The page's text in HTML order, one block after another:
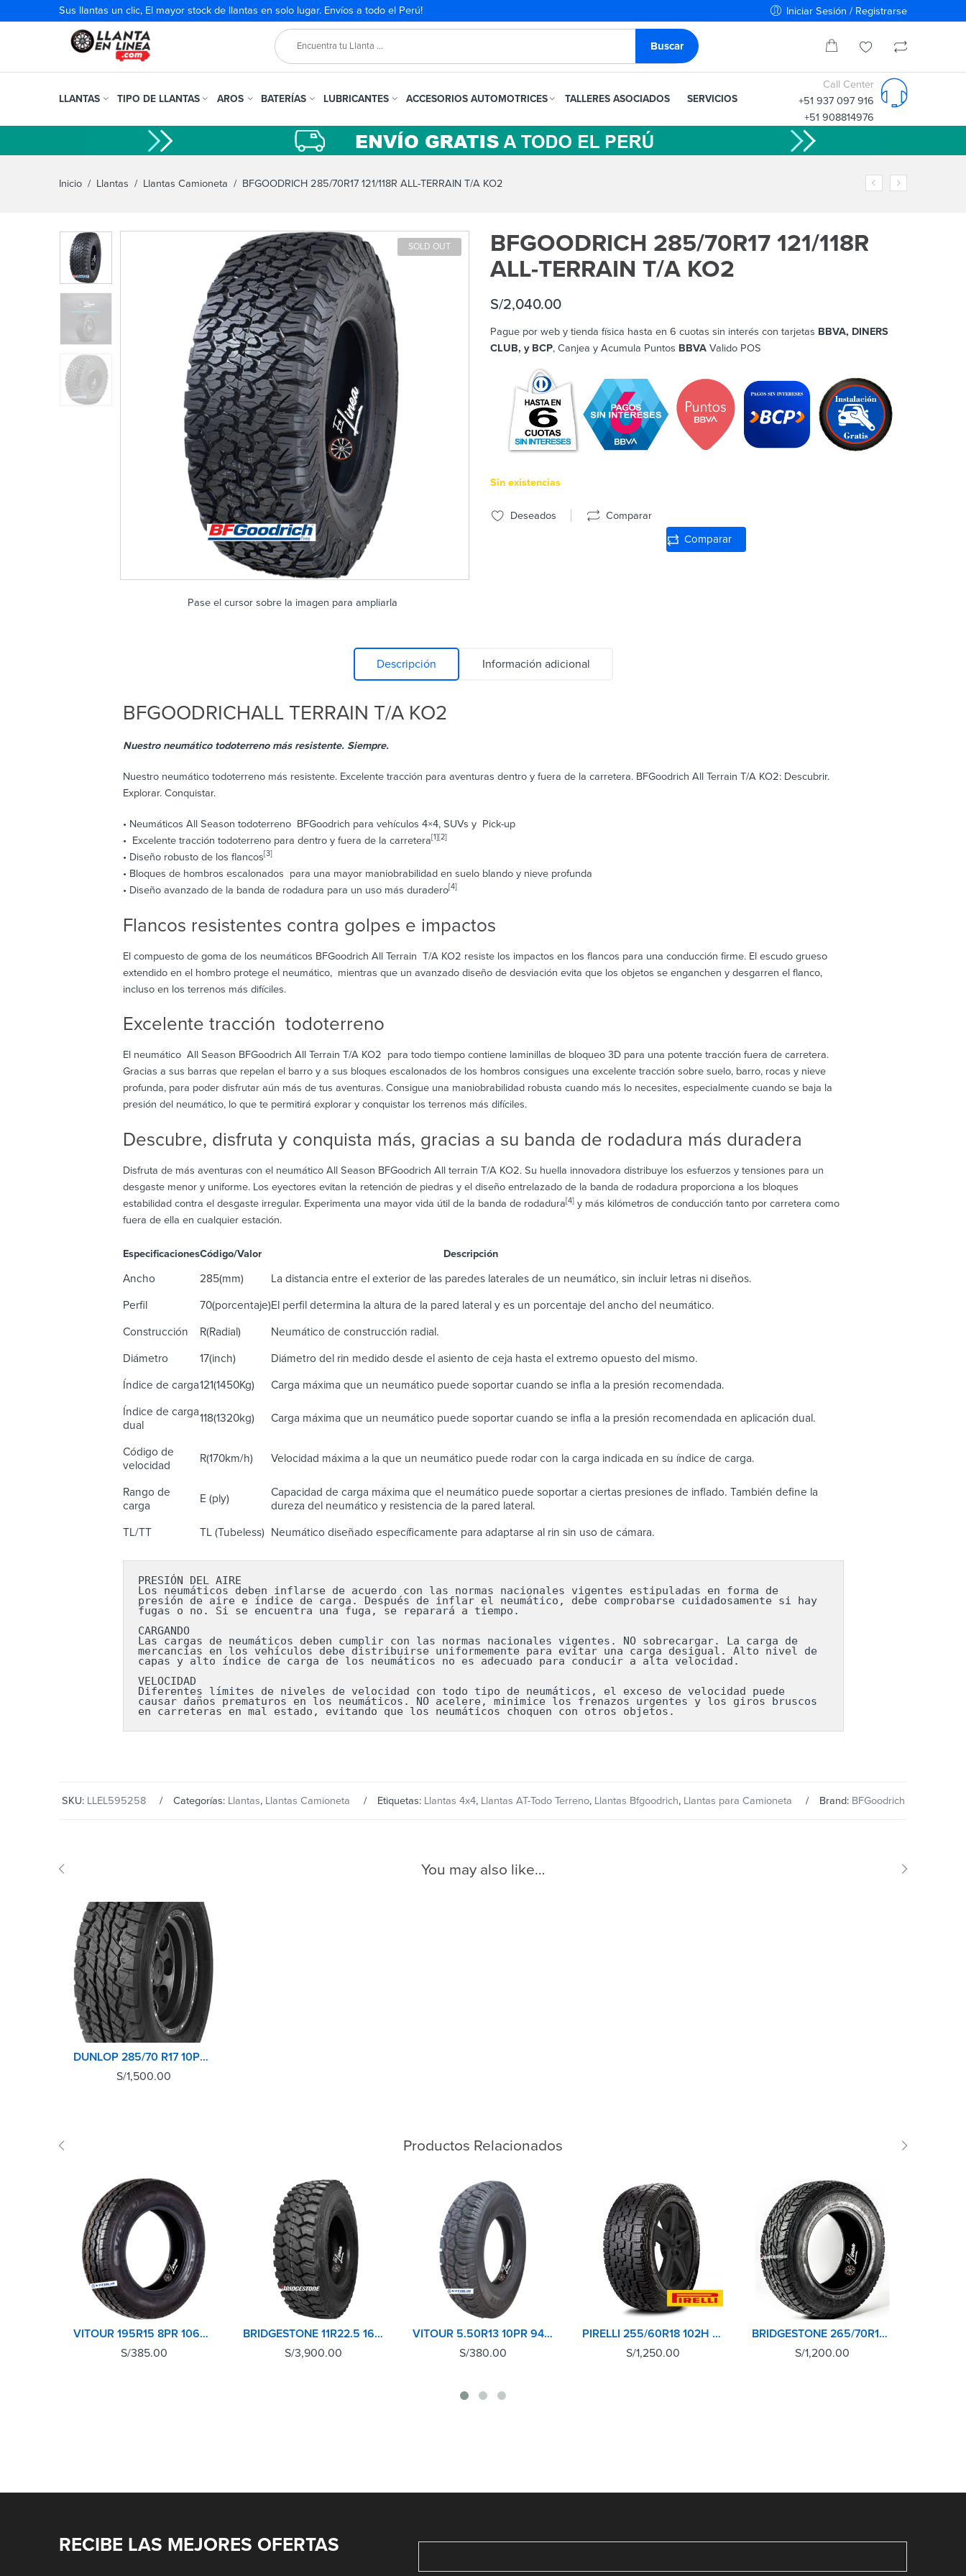
Sus llantas un clic, El mayor stock de llantas en solo lugar. Envíos a todo el Perú! Iniciar Sesión / Registrarse
LLANTAS TIPO DE LLANTAS AROS BATERÍAS LUBRICANTES ACCESORIOS AUTOMOTRICES TALLERES ASOCIADOS SERVICIOS
Call Center
+51 937 097 916
+51 908814976
Inicio / Llantas / Llantas Camioneta / BFGOODRICH 285/70R17 121/118R ALL-TERRAIN T/A KO2
SOLD OUT
Pase el cursor sobre la imagen para ampliarla
BFGOODRICH 285/70R17 121/118R
ALL-TERRAIN T/A KO2
S/2,040.00
Pague por web y tienda física hasta en 6 cuotas sin interés con tarjetas BBVA, DINERS
CLUB, y BCP, Canjea y Acumula Puntos BBVA Valido POS
Sin existencias
Deseados Comparar
Comparar
Descripción Información adicional
BFGOODRICHALL TERRAIN T/A KO2
Nuestro neumático todoterreno más resistente. Siempre.​​​​​​
Nuestro neumático todoterreno más resistente. Excelente tracción para aventuras dentro y fuera de la carretera. BFGoodrich All Terrain T/A KO2: Descubrir.
Explorar. Conquistar.
• Neumáticos All Season todoterreno BFGoodrich para vehículos 4×4, SUVs y Pick-up
• Excelente tracción todoterreno para dentro y fuera de la carretera[1][2]
• Diseño robusto de los flancos[3]
• Bloques de hombros escalonados para una mayor maniobrabilidad en suelo blando y nieve profunda
• Diseño avanzado de la banda de rodadura para un uso más duradero[4]
Flancos resistentes contra golpes e impactos
El compuesto de goma de los neumáticos BFGoodrich All Terrain T/A KO2 resiste los impactos en los flancos para una conducción firme. El escudo grueso
extendido en el hombro protege el neumático, mientras que un avanzado diseño de desviación evita que los objetos se enganchen y desgarren el flanco,
incluso en los terrenos más difíciles.
Excelente tracción todoterreno
El neumático All Season BFGoodrich All Terrain T/A KO2 para todo tiempo contiene laminillas de bloqueo 3D para una potente tracción fuera de carretera.
Gracias a sus barras que repelan el barro y a sus bloques escalonados de los hombros consigues una excelente tracción sobre suelo, barro, rocas y nieve
profunda, para poder disfrutar aún más de tus aventuras. Consigue una maniobrabilidad robusta cuando más lo necesites, especialmente cuando se baja la
presión del neumático, lo que te permitirá explorar y conquistar los terrenos más difíciles.
Descubre, disfruta y conquista más, gracias a su banda de rodadura más duradera
Disfruta de más aventuras con el neumático All Season BFGoodrich All terrain T/A KO2. Su huella innovadora distribuye los esfuerzos y tensiones para un
desgaste menor y uniforme. Los eyectores evitan la retención de piedras y el diseño entrelazado de la banda de rodadura proporciona a los bloques
estabilidad contra el desgaste irregular. Experimenta una mayor vida útil de la banda de rodadura[4]y más kilómetros de conducción tanto por carretera como
fuera de ella en cualquier estación.
EspecificacionesCódigo/Valor Descripción
Ancho 285(mm) La distancia entre el exterior de las paredes laterales de un neumático, sin incluir letras ni diseños.
Perfil 70(porcentaje)El perfil determina la altura de la pared lateral y es un porcentaje del ancho del neumático.
Construcción R(Radial) Neumático de construcción radial.
Diámetro 17(inch) Diámetro del rin medido desde el asiento de ceja hasta el extremo opuesto del mismo.
Índice de carga121(1450Kg) Carga máxima que un neumático puede soportar cuando se infla a la presión recomendada.
Índice de carga
dual
118(1320kg) Carga máxima que un neumático puede soportar cuando se infla a la presión recomendada en aplicación dual.
Código de
velocidad
R(170km/h) Velocidad máxima a la que un neumático puede rodar con la carga indicada en su índice de carga.
Rango de
carga
E (ply)
Capacidad de carga máxima que el neumático puede soportar a ciertas presiones de inflado. También define la
dureza del neumático y resistencia de la pared lateral.
TL/TT TL (Tubeless) Neumático diseñado específicamente para adaptarse al rin sin uso de cámara.
PRESIÓN DEL AIRE
Los neumáticos deben inflarse de acuerdo con las normas nacionales vigentes estipuladas en forma de
presión de aire e índice de carga. Después de inflar el neumático, debe comprobarse cuidadosamente si hay
fugas o no. Si se encuentra una fuga, se reparará a tiempo.
CARGANDO
Las cargas de neumáticos deben cumplir con las normas nacionales vigentes. NO sobrecargar. La carga de
mercancías en los vehículos debe distribuirse uniformemente para evitar una carga desigual. Alto nivel de
capas y alto índice de carga de los neumáticos no es adecuado para conducir a alta velocidad.
VELOCIDAD
Diferentes límites de niveles de velocidad con todo tipo de neumáticos, el exceso de velocidad puede
causar daños prematuros en los neumáticos. NO acelere, minimice los frenazos urgentes y los giros bruscos
en carreteras en mal estado, evitando que los neumáticos choquen con otros objetos.
SKU: LLEL595258 Categorías: Llantas, Llantas Camioneta Etiquetas: Llantas 4x4, Llantas AT-Todo Terreno, Llantas Bfgoodrich, Llantas para Camioneta Brand: BFGoodrich
You may also like…
DUNLOP 285/70 R17 10PR 121/118R GRANDTREK AT3 GM
S/1,500.00
Productos Relacionados
VITOUR 195R15 8PR 106Q V2000
S/385.00
BRIDGESTONE 11R22.5 16 PR L355 POSTERIOR
S/3,900.00
VITOUR 5.50R13 10PR 94/93P V888
S/380.00
PIRELLI 255/60R18 102H SCORPION A/T+
S/1,250.00
BRIDGESTONE 265/70R16 112S DUELER AT694
S/1,200.00
RECIBE LAS MEJORES OFERTAS